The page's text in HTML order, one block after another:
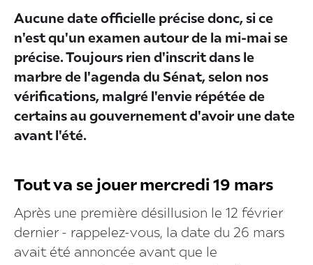
Aucune date officielle précise donc, si ce
n'est qu'un examen autour de la mi-mai se
précise. Toujours rien d'inscrit dans le
marbre de l'agenda du Sénat, selon nos
vérifications, malgré l'envie répétée de
certains au gouvernement d'avoir une date
avant l'été.
Tout va se jouer mercredi 19 mars
Après une première désillusion le 12 février
dernier - rappelez-vous, la date du 26 mars
avait été annoncée avant que le